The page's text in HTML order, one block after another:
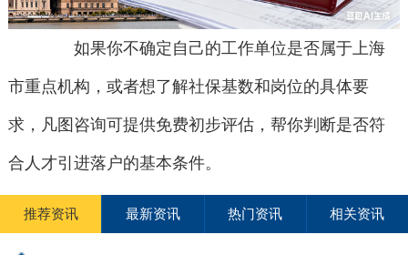
如果你不确定自己的工作单位是否属于上海
市重点机构，或者想了解社保基数和岗位的具体要
求，凡图咨询可提供免费初步评估，帮你判断是否符
合人才引进落户的基本条件。
推荐资讯 最新资讯 热门资讯 相关资讯